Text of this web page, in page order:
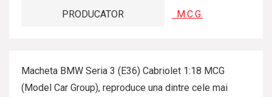
PRODUCATOR M.C.G.
Macheta BMW Seria 3 (E36) Cabriolet 1:18 MCG
(Model Car Group), reproduce una dintre cele mai